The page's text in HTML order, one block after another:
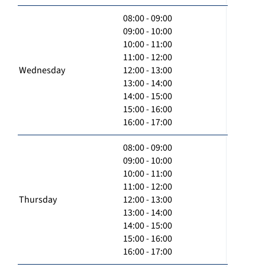
Wednesday
08:00 - 09:00
09:00 - 10:00
10:00 - 11:00
11:00 - 12:00
12:00 - 13:00
13:00 - 14:00
14:00 - 15:00
15:00 - 16:00
16:00 - 17:00
Thursday
08:00 - 09:00
09:00 - 10:00
10:00 - 11:00
11:00 - 12:00
12:00 - 13:00
13:00 - 14:00
14:00 - 15:00
15:00 - 16:00
16:00 - 17:00